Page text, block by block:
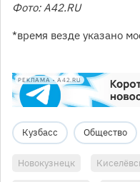
Фото: A42.RU
*время везде указано
РЕКЛАМА • A42.RU
Кузбасс Общество
Новокузнецк